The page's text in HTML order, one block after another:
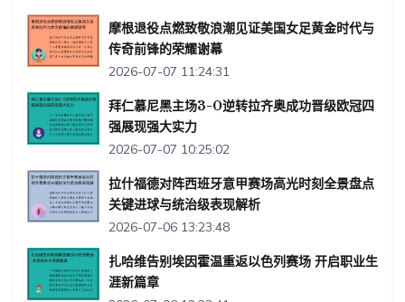
摩根退役点燃致敬浪潮见证美国女足黄金时代与
传奇前锋的荣耀谢幕
2026-07-07 11:24:31
拜仁慕尼黑主场3-0逆转拉齐奥成功晋级欧冠四
强展现强大实力
2026-07-07 10:25:02
拉什福德对阵西班牙意甲赛场高光时刻全景盘点
关键进球与统治级表现解析
2026-07-06 13:23:48
扎哈维告别埃因霍温重返以色列赛场 开启职业生
涯新篇章